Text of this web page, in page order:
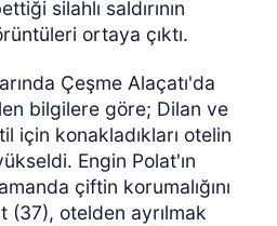
silahlı saldırının
ortaya çıktı.
Çeşme Alaçatı'da
bilgilere göre; Dilan ve
için konakladıkları otelin
Engin Polat'ın
çiftin korumalığını
(37), otelden ayrılmak